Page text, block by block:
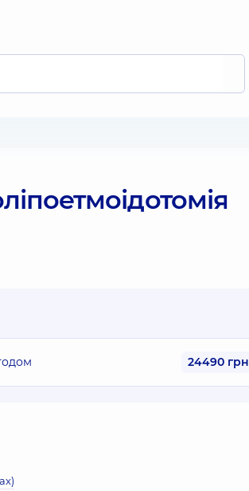
24490 грн